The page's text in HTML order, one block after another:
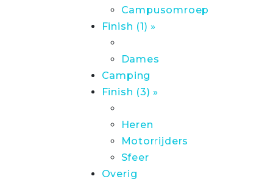
Campusomroep
Finish (1) »
Dames
Camping
Finish (3) »
Heren
Motorrijders
Sfeer
Overig